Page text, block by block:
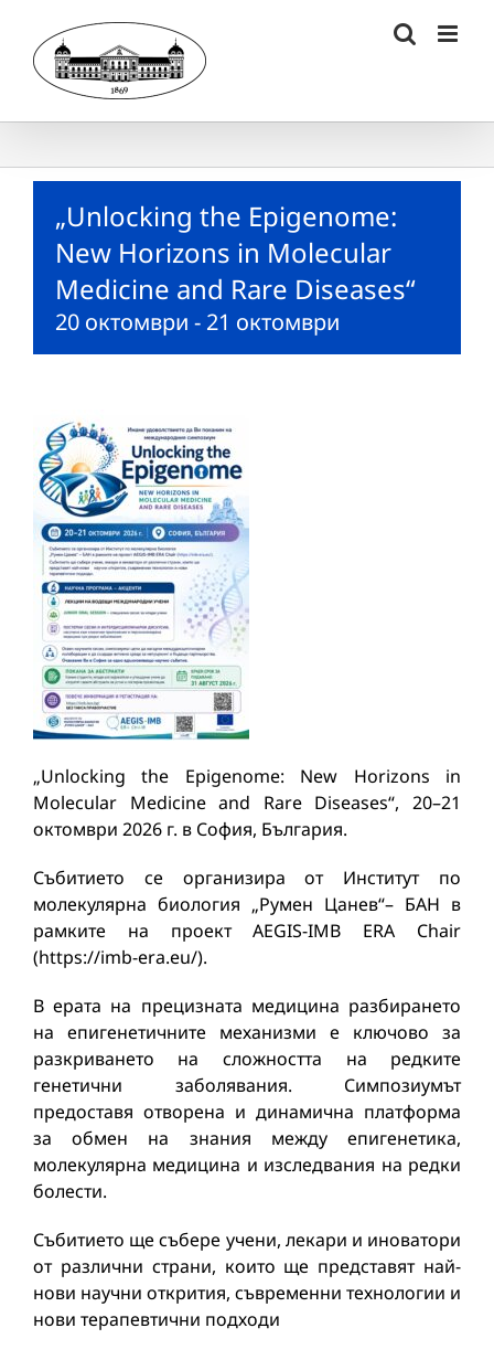
content
„Unlocking the Epigenome:
New Horizons in Molecular
Medicine and Rare Diseases“
20 октомври - 21 октомври
„Unlocking the Epigenome: New Horizons in
Molecular Medicine and Rare Diseases“, 20–21
октомври 2026 г. в София, България.
Събитието се организира от Институт по
молекулярна биология „Румен Цанев“– БАН в
рамките на проект AEGIS-IMB ERA Chair
(https://imb-era.eu/).
В ерата на прецизната медицина разбирането
на епигенетичните механизми е ключово за
разкриването на сложността на редките
генетични заболявания. Симпозиумът
предоставя отворена и динамична платформа
за обмен на знания между епигенетика,
молекулярна медицина и изследвания на редки
болести.
Събитието ще събере учени, лекари и иноватори
от различни страни, които ще представят най-
нови научни открития, съвременни технологии и
нови терапевтични подходи